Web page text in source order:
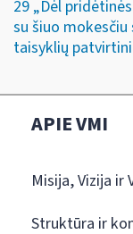
29 „Dėl
su šiuo
taisyklių
APIE VMI
Misija, Vizija ir
Struktūra ir